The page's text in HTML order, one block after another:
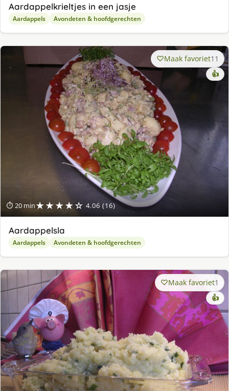
Aardappelkrieltjes in een jasje
Aardappels Avondeten & hoofdgerechten
⏱ 20 min★★★★☆ 4.06 (16)
Maak favoriet11
👍
Aardappelsla
Aardappels Avondeten & hoofdgerechten
Maak favoriet1
👍